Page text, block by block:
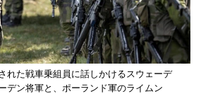
れた戦車乗組員に話しかけるスウェーデ
デン将軍と、ポーランド軍のライムン